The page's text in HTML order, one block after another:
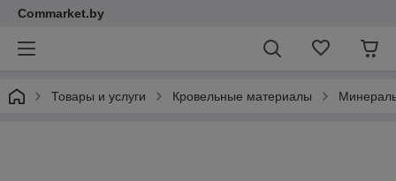
Commarket.by
Товары и услуги Кровельные материалы